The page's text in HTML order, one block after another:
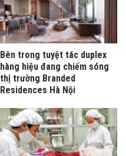
Bên trong tuyệt tác duplex
hàng hiệu đang chiếm sóng
thị trường Branded
Residences Hà Nội